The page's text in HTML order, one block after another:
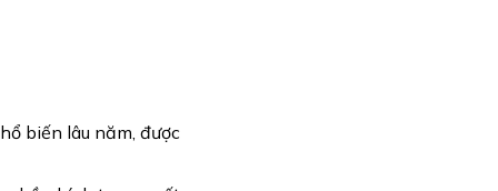
biến lâu năm, được